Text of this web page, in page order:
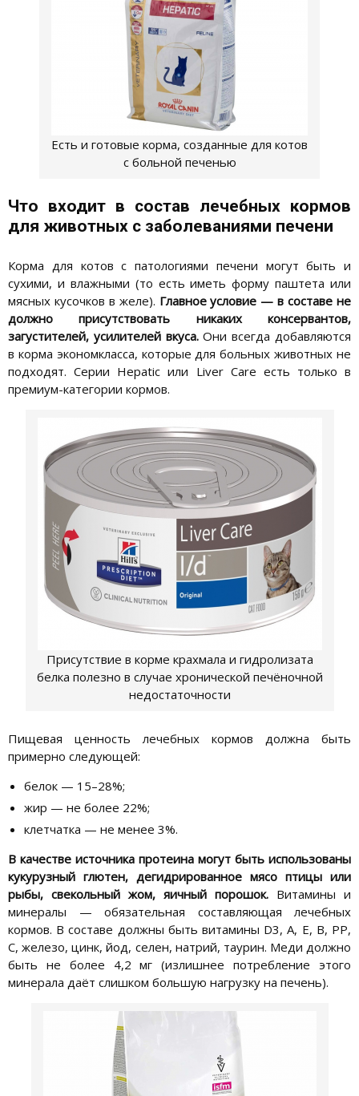
Есть и готовые корма, созданные для котов
с больной печенью
Что входит в состав лечебных кормов
для животных с заболеваниями печени
Корма для котов с патологиями печени могут быть и
сухими, и влажными (то есть иметь форму паштета или
мясных кусочков в желе). Главное условие — в составе не
должно присутствовать никаких консервантов,
загустителей, усилителей вкуса.Они всегда добавляются
в корма экономкласса, которые для больных животных не
подходят. Серии Hepatic или Liver Care есть только в
премиум-категории кормов.
Присутствие в корме крахмала и гидролизата
белка полезно в случае хронической печёночной
недостаточности
Пищевая ценность лечебных кормов должна быть
примерно следующей:
белок — 15–28%;
жир — не более 22%;
клетчатка — не менее 3%.
В качестве источника протеина могут быть использованы
кукурузный глютен, дегидрированное мясо птицы или
рыбы, свекольный жом, яичный порошок. Витамины и
минералы — обязательная составляющая лечебных
кормов. В составе должны быть витамины D3, А, Е, В, РР,
С, железо, цинк, йод, селен, натрий, таурин. Меди должно
быть не более 4,2 мг (излишнее потребление этого
минерала даёт слишком большую нагрузку на печень).